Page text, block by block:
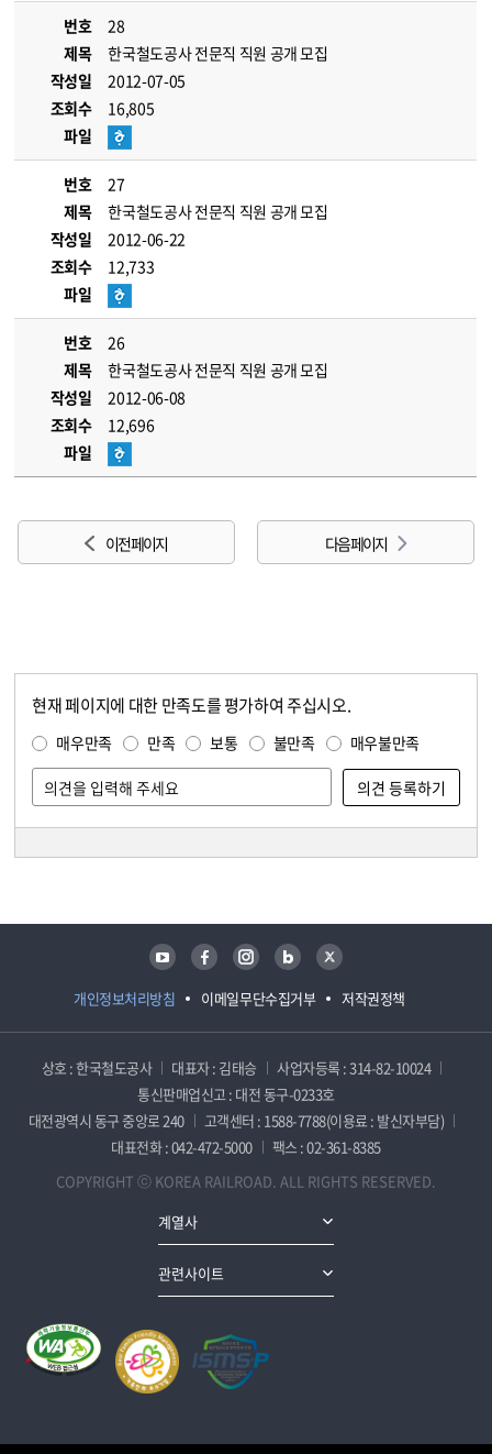
번호
28
제목
한국철도공사 전문직 직원 공개 모집
작성일
2012-07-05
조회수
16,805
파일
번호
27
제목
한국철도공사 전문직 직원 공개 모집
작성일
2012-06-22
조회수
12,733
파일
번호
26
제목
한국철도공사 전문직 직원 공개 모집
작성일
2012-06-08
조회수
12,696
파일
이전 페이지 다음 페이지
현재 페이지에 대한 만족도를 평가하여 주십시오.
매우만족 만족 보통 불만족 매우불만족
개인정보처리방침 이메일무단수집거부 저작권정책
유튜브 페이스북 인스타그램 블로그 트위터
상호 : 한국철도공사 대표자 : 김태승
사업자등록 : 314-82-10024
통신판매업신고 : 대전 동구-0233호
대전광역시 동구 중앙로 240
고객센터 : 1588-7788(이용료 : 발신자부담)
대표전화 : 042-472-5000
팩스 : 02-361-8385
COPYRIGHT ⓒ KOREA RAILROAD. ALL RIGHTS RESERVED.
계열사
관련사이트